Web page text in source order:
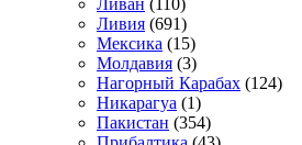
Ливан (110)
Ливия (691)
Мексика (15)
Молдавия (3)
Нагорный Карабах (124)
Никарагуа (1)
Пакистан (354)